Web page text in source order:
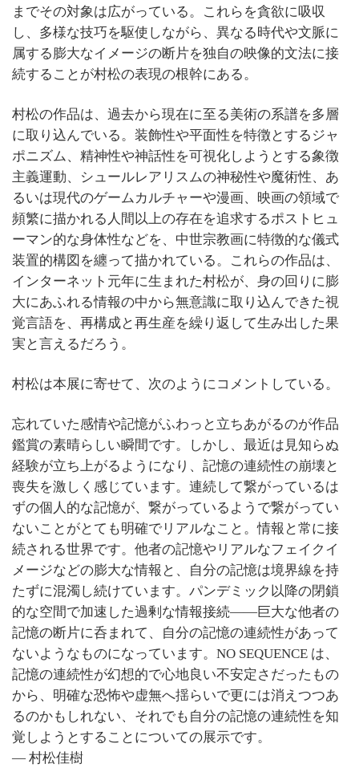
までその対象は広がっている。これらを貪欲に吸収
し、多様な技巧を駆使しながら、異なる時代や文脈に
属する膨大なイメージの断片を独自の映像的文法に接
続することが村松の表現の根幹にある。
村松の作品は、過去から現在に至る美術の系譜を多層
に取り込んでいる。装飾性や平面性を特徴とするジャ
ポニズム、精神性や神話性を可視化しようとする象徴
主義運動、シュールレアリスムの神秘性や魔術性、あ
るいは現代のゲームカルチャーや漫画、映画の領域で
頻繁に描かれる人間以上の存在を追求するポストヒュ
ーマン的な身体性などを、中世宗教画に特徴的な儀式
装置的構図を纏って描かれている。これらの作品は、
インターネット元年に生まれた村松が、身の回りに膨
大にあふれる情報の中から無意識に取り込んできた視
覚言語を、再構成と再生産を繰り返して生み出した果
実と言えるだろう。
村松は本展に寄せて、次のようにコメントしている。
忘れていた感情や記憶がふわっと立ちあがるのが作品
鑑賞の素晴らしい瞬間です。しかし、最近は見知らぬ
経験が立ち上がるようになり、記憶の連続性の崩壊と
喪失を激しく感じています。連続して繋がっているは
ずの個人的な記憶が、繋がっているようで繋がってい
ないことがとても明確でリアルなこと。情報と常に接
続される世界です。他者の記憶やリアルなフェイクイ
メージなどの膨大な情報と、自分の記憶は境界線を持
たずに混濁し続けています。パンデミック以降の閉鎖
的な空間で加速した過剰な情報接続――巨大な他者の
記憶の断片に呑まれて、自分の記憶の連続性があって
ないようなものになっています。NO SEQUENCE は、
記憶の連続性が幻想的で心地良い不安定さだったもの
から、明確な恐怖や虚無へ揺らいで更には消えつつあ
るのかもしれない、それでも自分の記憶の連続性を知
覚しようとすることについての展示です。
― 村松佳樹